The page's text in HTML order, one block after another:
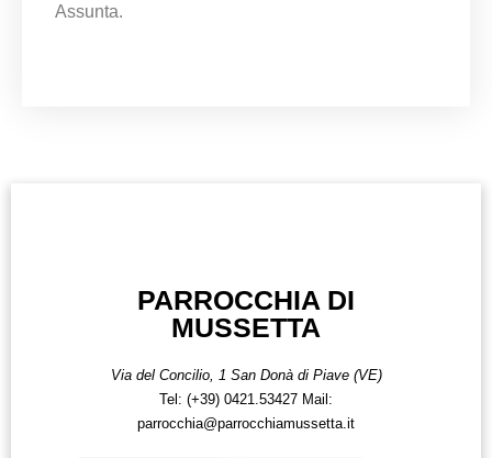
Assunta.
PARROCCHIA DI
MUSSETTA
Via del Concilio, 1 San Donà di Piave (VE)
Tel: (+39) 0421.53427 Mail:
parrocchia@parrocchiamussetta.it